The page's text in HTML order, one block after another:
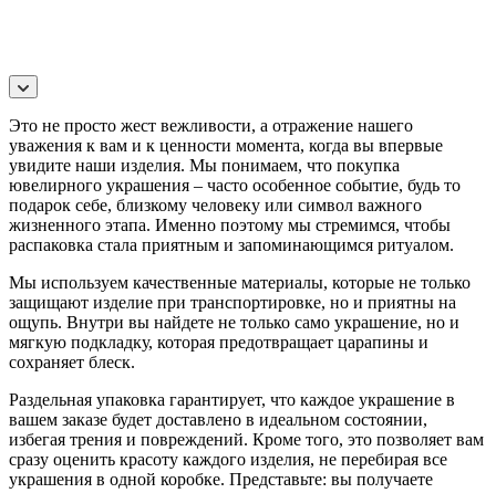
Это не просто жест вежливости, а отражение нашего
уважения к вам и к ценности момента, когда вы впервые
увидите наши изделия. Мы понимаем, что покупка
ювелирного украшения – часто особенное событие, будь то
подарок себе, близкому человеку или символ важного
жизненного этапа. Именно поэтому мы стремимся, чтобы
распаковка стала приятным и запоминающимся ритуалом.
Мы используем качественные материалы, которые не только
защищают изделие при транспортировке, но и приятны на
ощупь. Внутри вы найдете не только само украшение, но и
мягкую подкладку, которая предотвращает царапины и
сохраняет блеск.
Раздельная упаковка гарантирует, что каждое украшение в
вашем заказе будет доставлено в идеальном состоянии,
избегая трения и повреждений. Кроме того, это позволяет вам
сразу оценить красоту каждого изделия, не перебирая все
украшения в одной коробке. Представьте: вы получаете